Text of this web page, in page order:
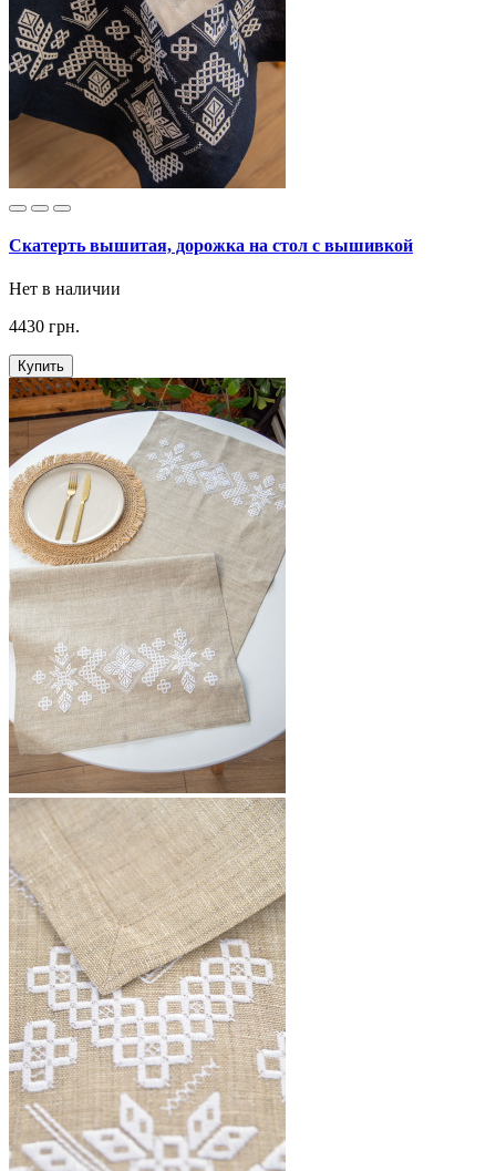
Скатерть вышитая, дорожка на стол с вышивкой
Нет в наличии
4430 грн.
Купить